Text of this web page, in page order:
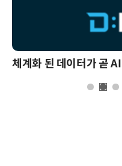
체계화 된 데이터가 곧